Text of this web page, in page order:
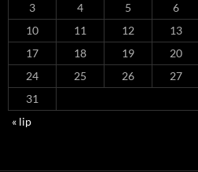
3
4 5 6
10
11 12 13
17
18 19 20
24
25 26 27
31
« lip